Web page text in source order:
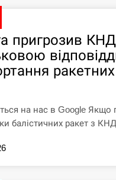
пригрозив
на нас в Google Якщо
балістичних ракет з